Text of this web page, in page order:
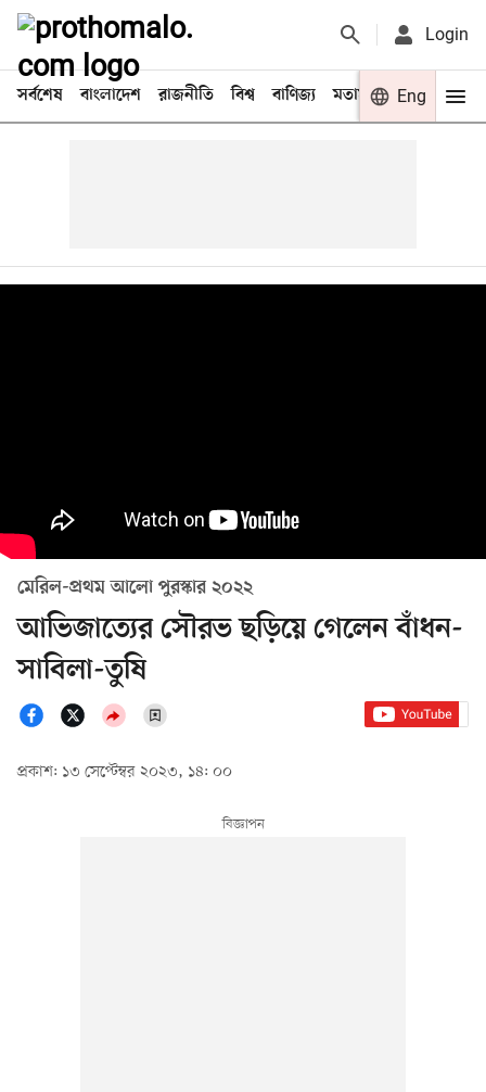
Login
সর্বশেষ বাংলাদেশ রাজনীতি বিশ্ব বাণিজ্য মতামত খেলা
Eng
মেরিল-প্রথম আলো পুরস্কার ২০২২
আভিজাত্যের সৌরভ ছড়িয়ে গেলেন বাঁধন-
সাবিলা-তুষি
প্রকাশ: ১৩ সেপ্টেম্বর ২০২৩, ১৪: ০০